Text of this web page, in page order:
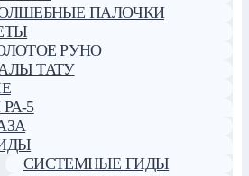
ПАЛОЧКИ
РУНО
ТАТУ
5
СИСТЕМНЫЕ ГИДЫ